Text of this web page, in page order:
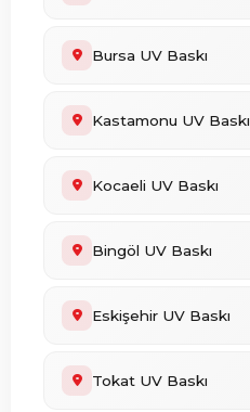
Bursa UV Baskı
Kastamonu UV Baskı
Kocaeli UV Baskı
Bingöl UV Baskı
Eskişehir UV Baskı
Tokat UV Baskı